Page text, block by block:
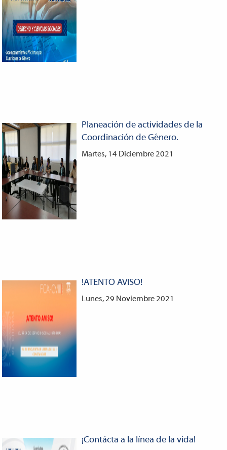
Planeación de actividades de la
Coordinación de Género.
Martes, 14 Diciembre 2021
!ATENTO AVISO!
Lunes, 29 Noviembre 2021
¡Contácta a la línea de la vida!